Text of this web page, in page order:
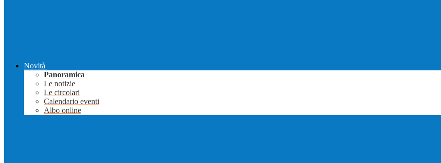
Novità
Panoramica
Le notizie
Le circolari
Calendario eventi
Albo online